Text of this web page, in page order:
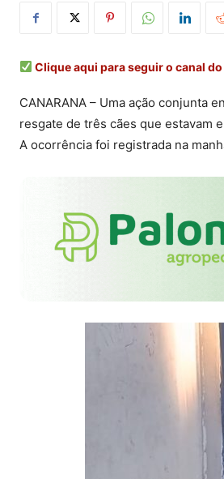
Clique aqui para seguir o canal
CANARANA – Uma ação conjunta
resgate de três cães que estavam
A ocorrência foi registrada na